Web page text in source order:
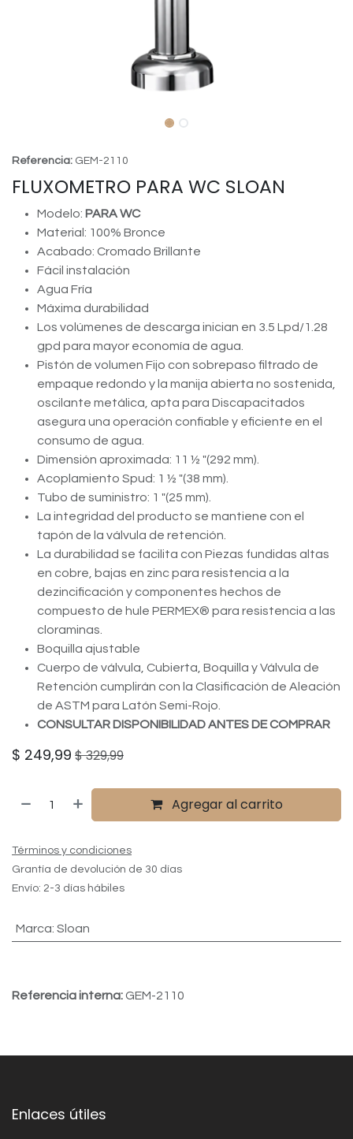
Referencia: GEM-2110
FLUXOMETRO PARA WC SLOAN
Modelo: PARA WC
Material: 100% Bronce
Acabado: Cromado Brillante
Fácil instalación
Agua Fría
Máxima durabilidad
Los volúmenes de descarga inician en 3.5 Lpd/1.28
gpd para mayor economía de agua.
Pistón de volumen Fijo con sobrepaso filtrado de
empaque redondo y la manija abierta no sostenida,
oscilante metálica, apta para Discapacitados
asegura una operación confiable y eficiente en el
consumo de agua.
Dimensión aproximada: 11 ½ "(292 mm).
Acoplamiento Spud: 1 ½ "(38 mm).
Tubo de suministro: 1 "(25 mm).
La integridad del producto se mantiene con el
tapón de la válvula de retención.
La durabilidad se facilita con Piezas fundidas altas
en cobre, bajas en zinc para resistencia a la
dezincificación y componentes hechos de
compuesto de hule PERMEX® para resistencia a las
cloraminas.
Boquilla ajustable
Cuerpo de válvula, Cubierta, Boquilla y Válvula de
Retención cumplirán con la Clasificación de Aleación
de ASTM para Latón Semi-Rojo.
CONSULTAR DISPONIBILIDAD ANTES DE COMPRAR
$ 249,99 $329,99
Agregar al carrito
Términos y condiciones
Grantía de devolución de 30 días
Envío: 2-3 días hábiles
Marca: Sloan
Referencia interna: GEM-2110
Enlaces útiles